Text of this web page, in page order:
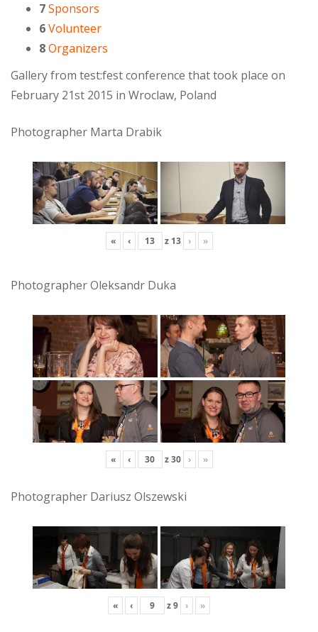
7Sponsors
6Volunteer
8Organizers
Gallery from test:fest conference that took place on
February 21st 2015 in Wroclaw, Poland
Photographer Marta Drabik
« ‹ z 13 › »
Photographer Oleksandr Duka
« ‹ z30 › »
Photographer Dariusz Olszewski
« ‹ z9 › »